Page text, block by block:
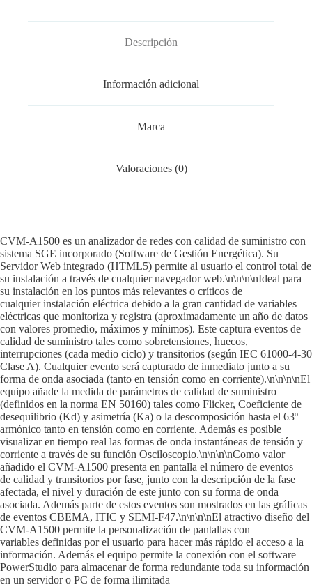
rti
r
Descripción
Información adicional
Marca
Valoraciones (0)
CVM-A1500 es un analizador de redes con calidad de suministro con
sistema SGE incorporado (Software de Gestión Energética). Su
Servidor Web integrado (HTML5) permite al usuario el control total de
su instalación a través de cualquier navegador web.\n\n\n\nIdeal para
su instalación en los puntos más relevantes o críticos de
cualquier instalación eléctrica debido a la gran cantidad de variables
eléctricas que monitoriza y registra (aproximadamente un año de datos
con valores promedio, máximos y mínimos). Este captura eventos de
calidad de suministro tales como sobretensiones, huecos,
interrupciones (cada medio ciclo) y transitorios (según IEC 61000-4-30
Clase A). Cualquier evento será capturado de inmediato junto a su
forma de onda asociada (tanto en tensión como en corriente).\n\n\n\nEl
equipo añade la medida de parámetros de calidad de suministro
(definidos en la norma EN 50160) tales como Flicker, Coeficiente de
desequilibrio (Kd) y asimetría (Ka) o la descomposición hasta el 63º
armónico tanto en tensión como en corriente. Además es posible
visualizar en tiempo real las formas de onda instantáneas de tensión y
corriente a través de su función Osciloscopio.\n\n\n\nComo valor
añadido el CVM-A1500 presenta en pantalla el número de eventos
de calidad y transitorios por fase, junto con la descripción de la fase
afectada, el nivel y duración de este junto con su forma de onda
asociada. Además parte de estos eventos son mostrados en las gráficas
de eventos CBEMA, ITIC y SEMI-F47.\n\n\n\nEl atractivo diseño del
CVM-A1500 permite la personalización de pantallas con
variables definidas por el usuario para hacer más rápido el acceso a la
información. Además el equipo permite la conexión con el software
PowerStudio para almacenar de forma redundante toda su información
en un servidor o PC de forma ilimitada